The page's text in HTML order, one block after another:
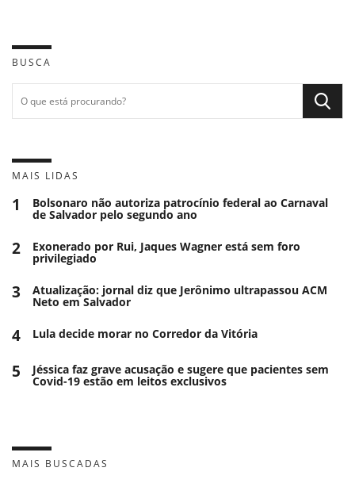
BUSCA
MAIS LIDAS
1 Bolsonaro não autoriza patrocínio federal ao Carnaval
de Salvador pelo segundo ano
2 Exonerado por Rui, Jaques Wagner está sem foro
privilegiado
3 Atualização: jornal diz que Jerônimo ultrapassou ACM
Neto em Salvador
4 Lula decide morar no Corredor da Vitória
5 Jéssica faz grave acusação e sugere que pacientes sem
Covid-19 estão em leitos exclusivos
MAIS BUSCADAS